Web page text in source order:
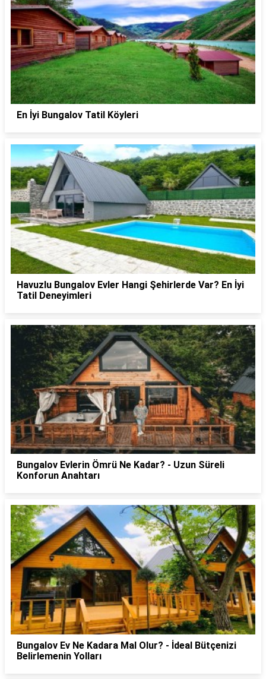
En İyi Bungalov Tatil Köyleri
Havuzlu Bungalov Evler Hangi Şehirlerde Var? En İyi
Tatil Deneyimleri
Bungalov Evlerin Ömrü Ne Kadar? - Uzun Süreli
Konforun Anahtarı
Bungalov Ev Ne Kadara Mal Olur? - İdeal Bütçenizi
Belirlemenin Yolları